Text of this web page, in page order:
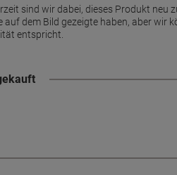
sind wir dabei, dieses Produkt neu
auf dem Bild gezeigte haben, aber
entspricht.